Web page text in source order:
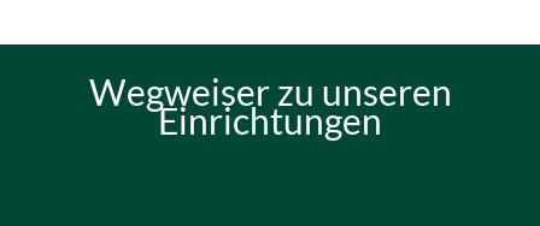
Wegweiser zu unseren
Einrichtungen